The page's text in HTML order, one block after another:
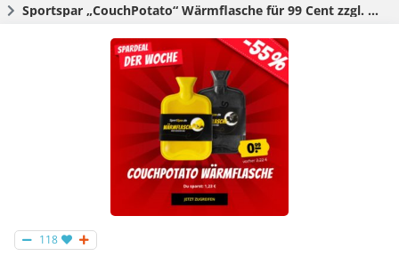
Sportspar „CouchPotato“ Wärmflasche für 99 Cent zzgl. Versand
118